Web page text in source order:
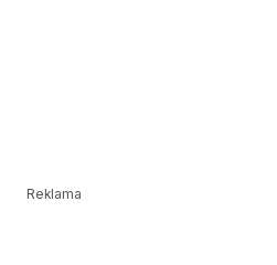
Reklama